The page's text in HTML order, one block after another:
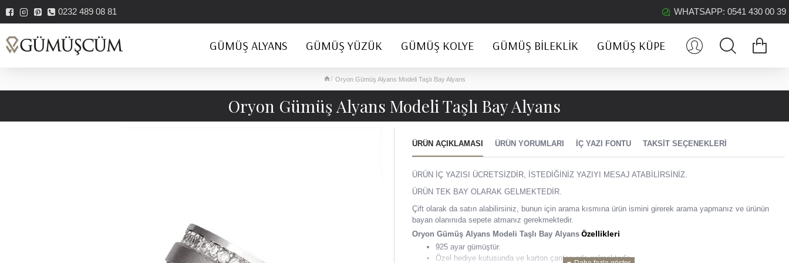
0232 489 08 81 WHATSAPP: 0541 430 00 39
GÜMÜŞ ALYANS GÜMÜŞ YÜZÜK GÜMÜŞ KOLYE GÜMÜŞ BILEKLIK GÜMÜŞ KÜPE
Oryon Gümüş Alyans Modeli Taşlı Bay Alyans
Oryon Gümüş Alyans Modeli Taşlı Bay Alyans
ÜRÜN AÇIKLAMASI ÜRÜN YORUMLARI İÇ YAZI FONTU TAKSIT SEÇENEKLERI
ÜRÜN İÇ YAZISI ÜCRETSİZDİR, İSTEDİĞİNİZ YAZIYI MESAJ ATABİLİRSİNİZ.
ÜRÜN TEK BAY OLARAK GELMEKTEDİR.
Çift olarak da satın alabilirsiniz, bunun için arama kısmına ürün ismini girerek arama yapmanız ve ürünün
bayan olanınıda sepete atmanız gerekmektedir.
Oryon Gümüş Alyans Modeli Taşlı Bay Alyans Özellikleri
925 ayar gümüştür.
Özel hediye kutusunda ve karton çantasında gelmektedir.